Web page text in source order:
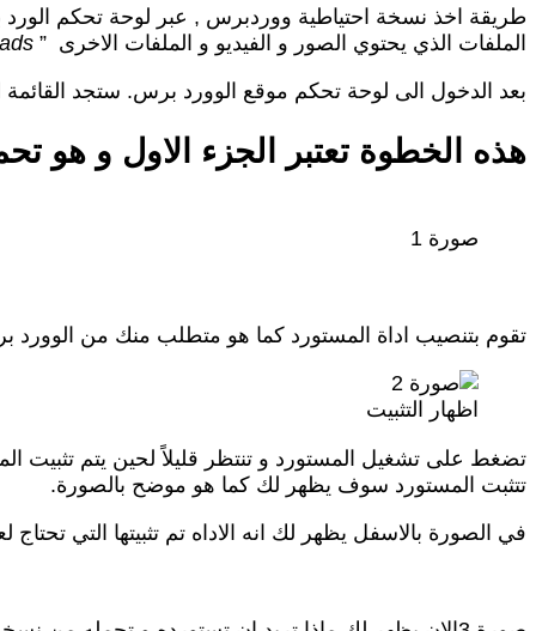
طريقة اخذ نسخة احتياطية ووردبرس , عبر لوحة تحكم
الملفات الذي يحتوي الصور و الفيديو و الملفات الاخرى ”
بعد الدخول الى لوحة تحكم موقع الوورد برس. ستجد
هذه الخطوة تعتبر الجزء الاول و هو
صورة 1
تقوم بتنصيب اداة المستورد كما هو متطلب منك من
اظهار التثبيت
تضغط على تشغيل المستورد و تنتظر قليلاً لحين يتم
تتثبت المستورد سوف يظهر لك كما هو موضح بالصورة.
في الصورة بالاسفل يظهر لك انه الاداه تم تثبيتها